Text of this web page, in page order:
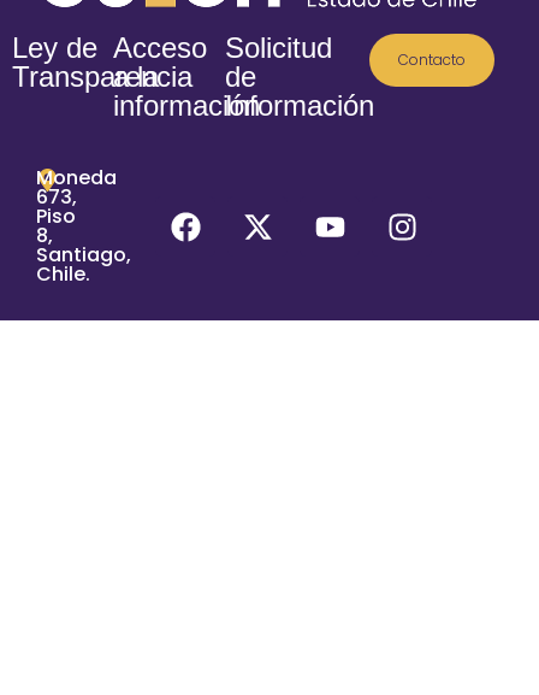
Ley de
Transparencia
Acceso
a la
información
Solicitud
de
Información
Contacto
Moneda
673,
Piso
8,
Santiago,
Chile.